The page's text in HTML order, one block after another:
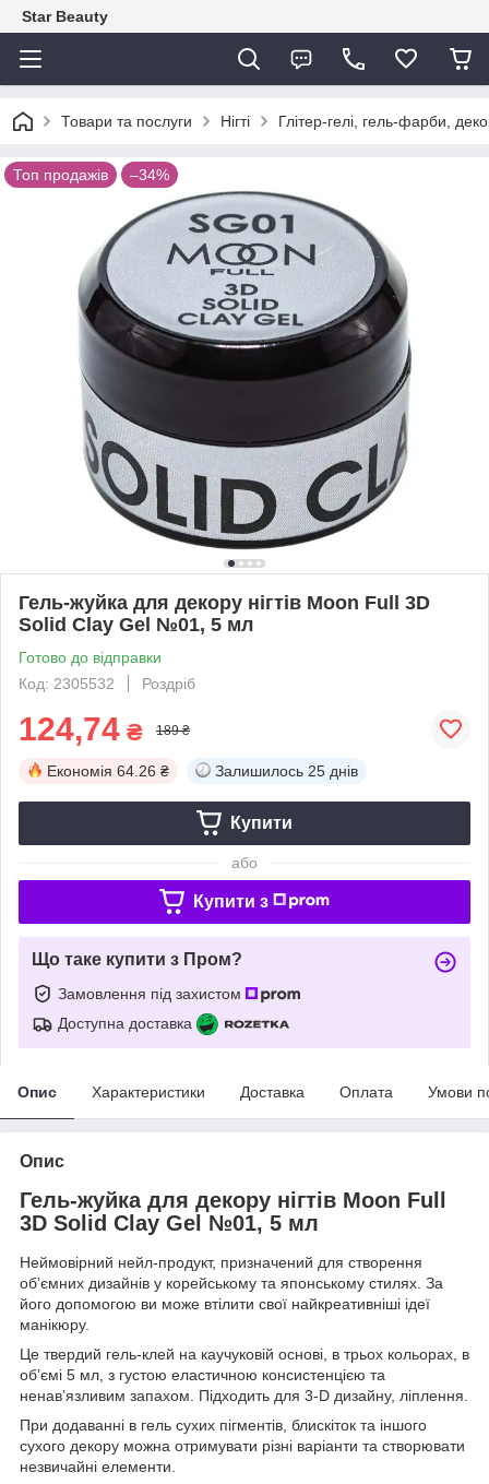
Star Beauty
Товари та послуги Нігті Глітер-гелі, гель-фарби,
Топ продажів –34%
Гель-жуйка для декору нігтів Moon Full 3D
Solid Clay Gel №01, 5 мл
Готово до відправки
Код: 2305532
Роздріб
124,74 ₴ 189 ₴
Економія 64.26 ₴ Залишилось 25 днів
Купити
або
Купити з
Що таке купити з Пром?
Замовлення під захистом
Доступна доставка
Опис Характеристики Доставка Оплата Умови
Опис
Гель-жуйка для декору нігтів Moon Full
3D Solid Clay Gel №01, 5 мл
Неймовірний нейл-продукт, призначений для створення
обʼємних дизайнів у корейському та японському стилях. За
його допомогою ви може втілити свої найкреативніші ідеї
манікюру.
Це твердий гель-клей на каучуковій основі, в трьох кольорах, в
обʼємі 5 мл, з густою еластичною консистенцією та
ненавʼязливим запахом. Підходить для 3-D дизайну, ліплення.
При додаванні в гель сухих пігментів, блискіток та іншого
сухого декору можна отримувати різні варіанти та створювати
незвичайні елементи.